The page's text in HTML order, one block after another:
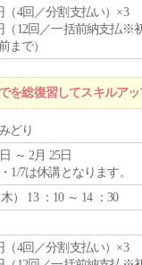
（4回／分割支払い）×3
（12回／一括前納支払※
まで）
を総復習してスキルア
どり
～ 2月 25日
1/7は休講となります。
木） 13 ：10 ～ 14 ：30
（4回／分割支払い）×3